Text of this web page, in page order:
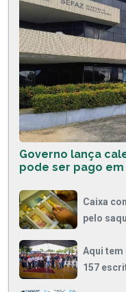
Governo lança
pode ser pago em
Caixa
pelo
Aqui tem
157